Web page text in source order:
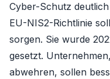
Cyber-Schutz
EU-NIS2-Richtlinie
sorgen. Sie wurde
gesetzt.
abwehren, sollen